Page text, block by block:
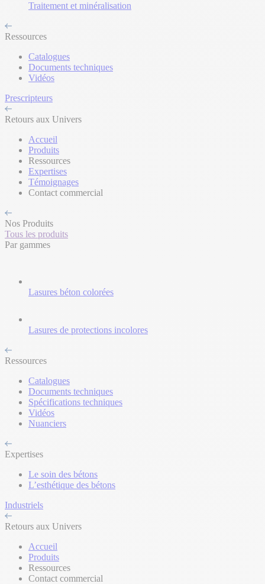
Traitement et minéralisation
Ressources
Catalogues
Documents techniques
Vidéos
Prescripteurs
Retours aux Univers
Accueil
Produits
Ressources
Expertises
Témoignages
Contact commercial
Nos Produits
Tous les produits
Par gammes
Lasures béton colorées
Lasures de protections incolores
Ressources
Catalogues
Documents techniques
Spécifications techniques
Vidéos
Nuanciers
Expertises
Le soin des bétons
L’esthétique des bétons
Industriels
Retours aux Univers
Accueil
Produits
Ressources
Contact commercial